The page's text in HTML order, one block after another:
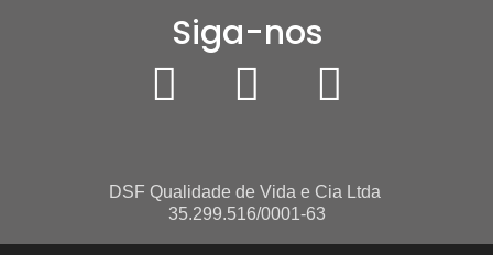
Siga-nos
DSF Qualidade de Vida e Cia Ltda
35.299.516/0001-63